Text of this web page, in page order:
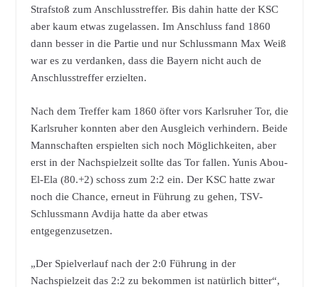
Strafstoß zum Anschlusstreffer. Bis dahin hatte der KSC
aber kaum etwas zugelassen. Im Anschluss fand 1860
dann besser in die Partie und nur Schlussmann Max Weiß
war es zu verdanken, dass die Bayern nicht auch de
Anschlusstreffer erzielten.
Nach dem Treffer kam 1860 öfter vors Karlsruher Tor, die
Karlsruher konnten aber den Ausgleich verhindern. Beide
Mannschaften erspielten sich noch Möglichkeiten, aber
erst in der Nachspielzeit sollte das Tor fallen. Yunis Abou-
El-Ela (80.+2) schoss zum 2:2 ein. Der KSC hatte zwar
noch die Chance, erneut in Führung zu gehen, TSV-
Schlussmann Avdija hatte da aber etwas
entgegenzusetzen.
„Der Spielverlauf nach der 2:0 Führung in der
Nachspielzeit das 2:2 zu bekommen ist natürlich bitter“,